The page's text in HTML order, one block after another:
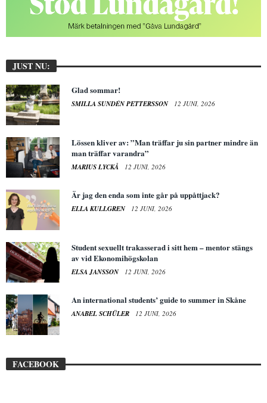
JUST NU:
Glad sommar!
SMILLA SUNDÉN PETTERSSON 12 JUNI, 2026
Lössen kliver av: ”Man träffar ju sin partner mindre än
man träffar varandra”
MARIUS LYCKÅ 12 JUNI, 2026
Är jag den enda som inte går på uppåttjack?
ELLA KULLGREN 12 JUNI, 2026
Student sexuellt trakasserad i sitt hem – mentor stängs
av vid Ekonomihögskolan
ELSA JANSSON 12 JUNI, 2026
An international students’ guide to summer in Skåne
ANABEL SCHÜLER 12 JUNI, 2026
FACEBOOK